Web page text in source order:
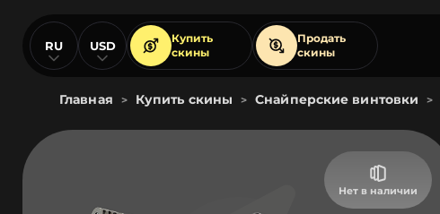
RU USD
Купить
скины
Продать
скины
Главная > Купить скины > Снайперские винтовки >
Нет в наличии